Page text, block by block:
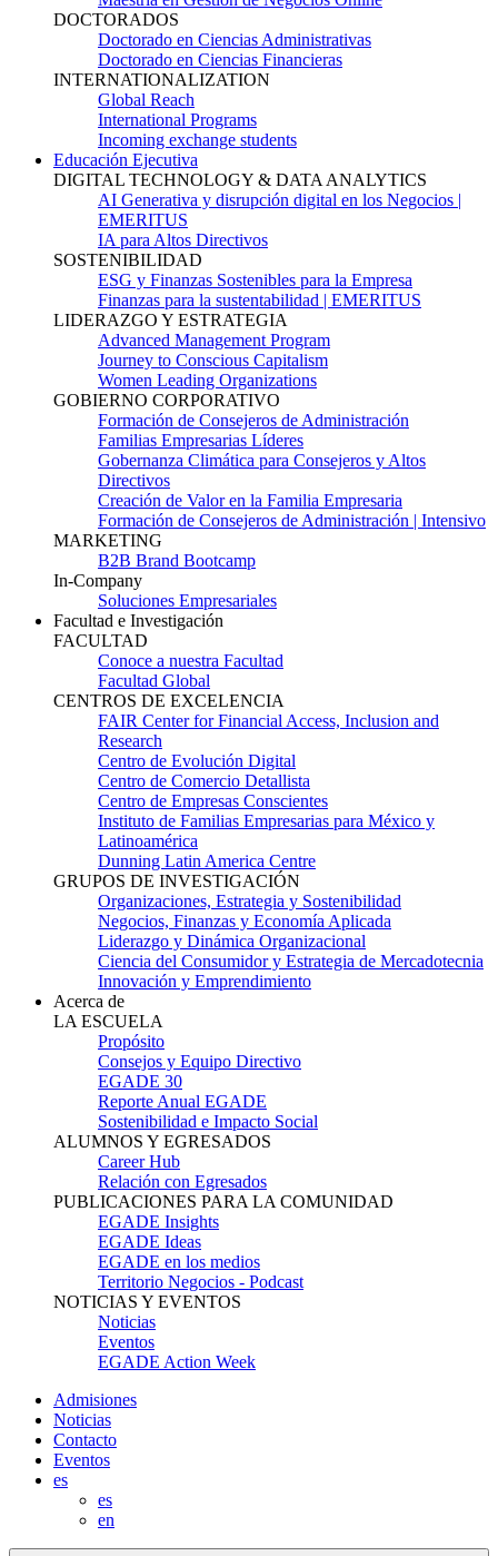
DOCTORADOS
Doctorado en Ciencias Administrativas
Doctorado en Ciencias Financieras
INTERNATIONALIZATION
Global Reach
International Programs
Incoming exchange students
Educación Ejecutiva
DIGITAL TECHNOLOGY & DATA ANALYTICS
AI Generativa y disrupción digital en los Negocios |
EMERITUS
IA para Altos Directivos
SOSTENIBILIDAD
ESG y Finanzas Sostenibles para la Empresa
Finanzas para la sustentabilidad | EMERITUS
LIDERAZGO Y ESTRATEGIA
Advanced Management Program
Journey to Conscious Capitalism
Women Leading Organizations
GOBIERNO CORPORATIVO
Formación de Consejeros de Administración
Familias Empresarias Líderes
Gobernanza Climática para Consejeros y Altos
Directivos
Creación de Valor en la Familia Empresaria
Formación de Consejeros de Administración | Intensivo
MARKETING
B2B Brand Bootcamp
In-Company
Soluciones Empresariales
Facultad e Investigación
FACULTAD
Conoce a nuestra Facultad
Facultad Global
CENTROS DE EXCELENCIA
FAIR Center for Financial Access, Inclusion and
Research
Centro de Evolución Digital
Centro de Comercio Detallista
Centro de Empresas Conscientes
Instituto de Familias Empresarias para México y
Latinoamérica
Dunning Latin America Centre
GRUPOS DE INVESTIGACIÓN
Organizaciones, Estrategia y Sostenibilidad
Negocios, Finanzas y Economía Aplicada
Liderazgo y Dinámica Organizacional
Ciencia del Consumidor y Estrategia de Mercadotecnia
Innovación y Emprendimiento
Acerca de
LA ESCUELA
Propósito
Consejos y Equipo Directivo
EGADE 30
Reporte Anual EGADE
Sostenibilidad e Impacto Social
ALUMNOS Y EGRESADOS
Career Hub
Relación con Egresados
PUBLICACIONES PARA LA COMUNIDAD
EGADE Insights
EGADE Ideas
EGADE en los medios
Territorio Negocios - Podcast
NOTICIAS Y EVENTOS
Noticias
Eventos
EGADE Action Week
Admisiones
Noticias
Contacto
Eventos
es
es
en